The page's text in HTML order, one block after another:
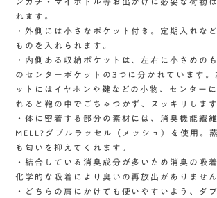
れます。
・外側には小さなポケット付き。定期入れな
ものを入れられます。
・内側ある収納ポケットは、左右に小さめの
のセンターポケットの3つに分かれています。
ットにはイヤホンや鍵などの小物、センター
れると鞄の中でごちゃつかず、スッキリします
・体に密着する部分の素材には、消臭機能繊
MELL?ダブルラッセル（メッシュ）を使用。
も匂いを抑えてくれます。
・結合している消臭成分が多いため消臭の吸
化学的な吸着により臭いの再放出がありません
・どちらの肩にかけても使いやすいよう、ダ